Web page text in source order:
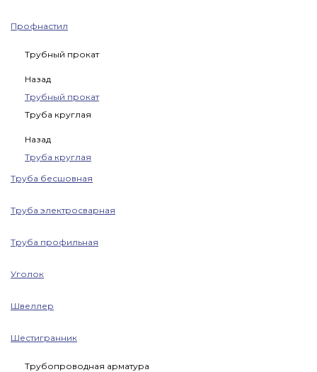
Профнастил
Трубный прокат
Назад
Трубный прокат
Труба круглая
Назад
Труба круглая
Труба бесшовная
Труба электросварная
Труба профильная
Уголок
Швеллер
Шестигранник
Трубопроводная арматура